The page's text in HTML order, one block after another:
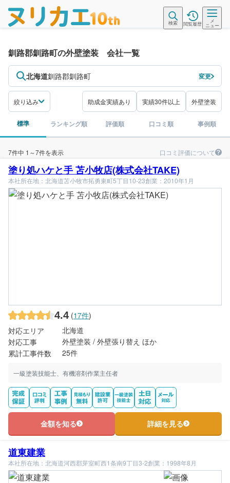
検索 閲覧履歴
メ
ニュー
釧路郡釧路町の外壁塗装 会社一覧
北海道釧路郡釧路町 変更
絞り込み 助成金実績あり 実績30件以上 外壁塗装
標準 ランキング順 評価順 口コミ順 事例順
7件中 1～7件を表示 口コミ評価について
塗り処ハケと手 苫小牧店(株式会社TAKE)
本社所在地：北海道苫小牧市拓勇東町5丁目10-23創業：2010年1月
4.4 (17件)
対応エリア
北海道
対応工事
外壁塗装 / 外壁張り替え ほか
累計工事件数
25件
一級塗装技能士、有機溶剤作業主任者
金額を知る 詳細を見る
道東建業
本社所在地：北海道河西郡芽室町西1条南9丁目3-2創業：1998年8月